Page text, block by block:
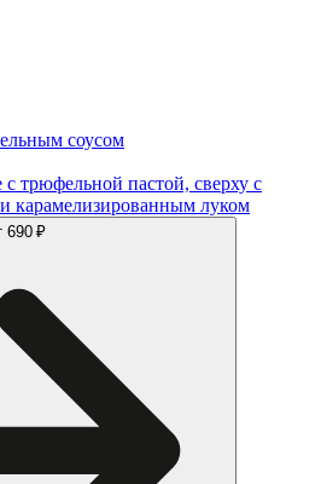
соусом
трюфельной пастой, сверху с
карамелизированным луком
690 ₽